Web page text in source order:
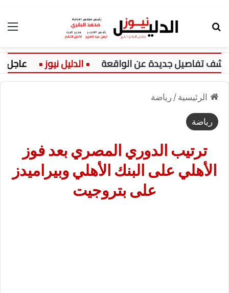
جديدة عن الواقعة عاجل:
الرئيسية / رياضة
رياضة
ترتيب الدوري المصري بعد فوز
الأهلي على البنك الأهلي وبيراميدز
على بتروجيت